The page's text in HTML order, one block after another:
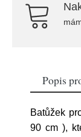
Popis
Batůžek
90 cm ),